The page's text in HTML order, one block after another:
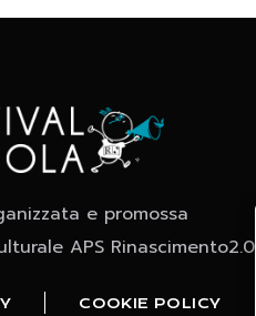
e promossa
APS Rinascimento2.0
COOKIE POLICY